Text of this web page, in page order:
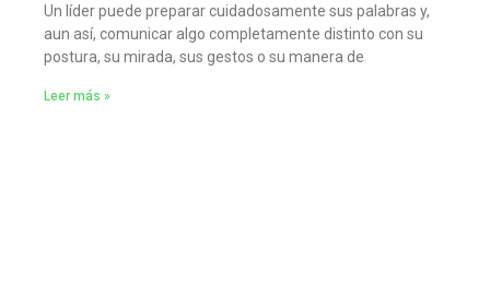
Un líder puede preparar cuidadosamente sus palabras y,
aun así, comunicar algo completamente distinto con su
postura, su mirada, sus gestos o su manera de
Leer más »